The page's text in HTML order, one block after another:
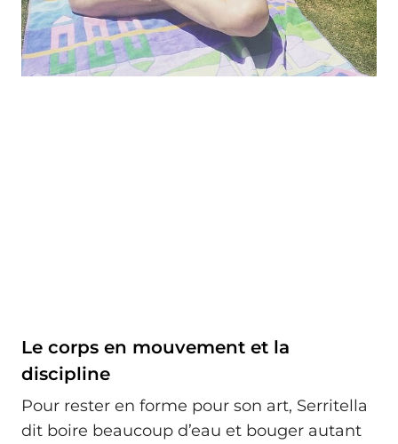
Le corps en mouvement et la
discipline
Pour rester en forme pour son art, Serritella
dit boire beaucoup d’eau et bouger autant